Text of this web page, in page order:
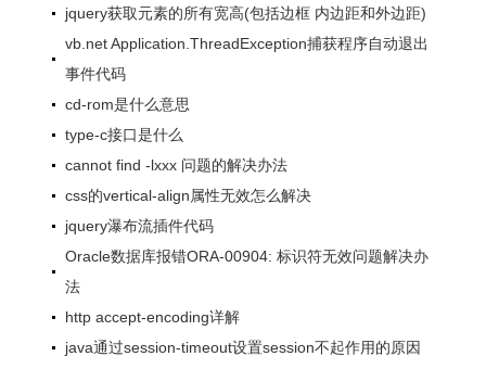
jquery获取元素的所有宽高(包括边框 内边距和外边距)
vb.net Application.ThreadException捕获程序自动退出
事件代码
cd-rom是什么意思
type-c接口是什么
cannot find -lxxx 问题的解决办法
css的vertical-align属性无效怎么解决
jquery瀑布流插件代码
Oracle数据库报错ORA-00904: 标识符无效问题解决办
法
http accept-encoding详解
java通过session-timeout设置session不起作用的原因